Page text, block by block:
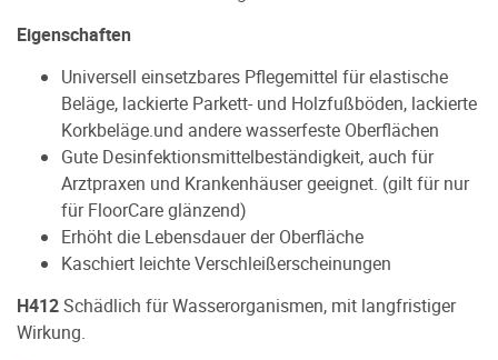
Eigenschaften
Universell einsetzbares Pflegemittel für elastische
Beläge, lackierte Parkett- und Holzfußböden, lackierte
Korkbeläge.und andere wasserfeste Oberflächen
Gute Desinfektionsmittelbeständigkeit, auch für
Arztpraxen und Krankenhäuser geeignet. (gilt für nur
für FloorCare glänzend)
Erhöht die Lebensdauer der Oberfläche
Kaschiert leichte Verschleißerscheinungen
H412Schädlich für Wasserorganismen, mit langfristiger
Wirkung.